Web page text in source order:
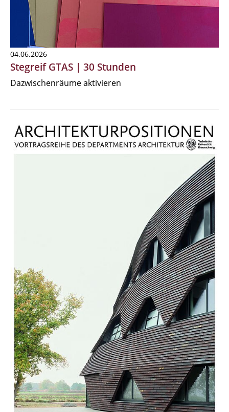
04.06.2026
Stegreif GTAS | 30 Stunden
Dazwischenräume aktivieren